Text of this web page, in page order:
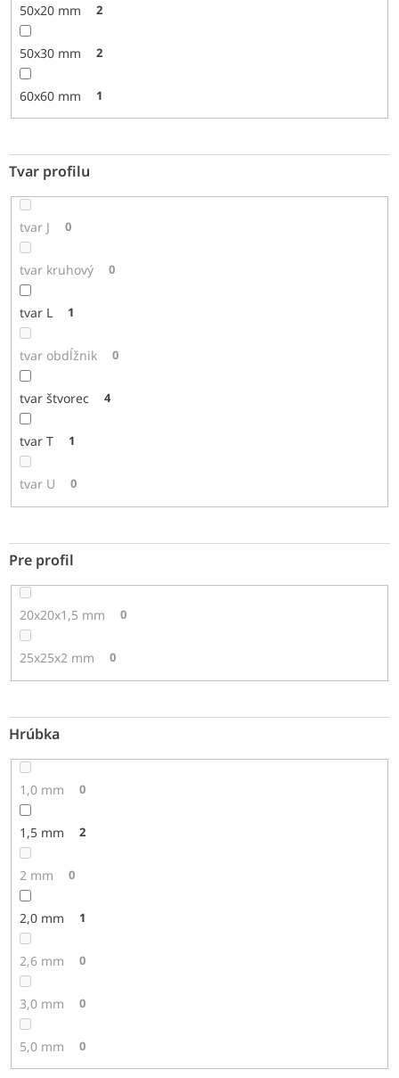
50x20 mm 2
50x30 mm 2
60x60 mm 1
Tvar profilu
tvar J 0
tvar kruhový 0
tvar L 1
tvar obdĺžnik 0
tvar štvorec 4
tvar T 1
tvar U 0
Pre profil
20x20x1,5 mm 0
25x25x2 mm 0
Hrúbka
1,0 mm 0
1,5 mm 2
2 mm 0
2,0 mm 1
2,6 mm 0
3,0 mm 0
5,0 mm 0